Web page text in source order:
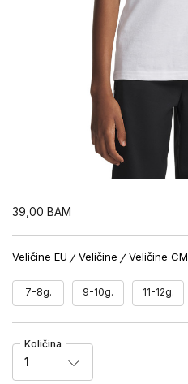
39,00 BAM
Veličine EU Veličine Veličine CM
7-8g. 9-10g. 11-12g.
Količina
1